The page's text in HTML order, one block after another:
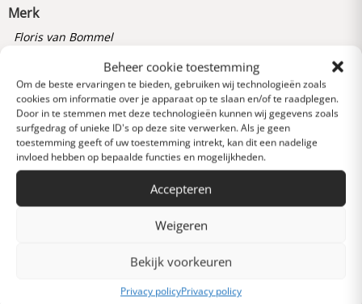
Beheer cookie toestemming
Om de beste ervaringen te bieden, gebruiken wij technologieën zoals
cookies om informatie over je apparaat op te slaan en/of te raadplegen.
Door in te stemmen met deze technologieën kunnen wij gegevens zoals
surfgedrag of unieke ID's op deze site verwerken. Als je geen
toestemming geeft of uw toestemming intrekt, kan dit een nadelige
invloed hebben op bepaalde functies en mogelijkheden.
Accepteren
Weigeren
Bekijk voorkeuren
Privacy policyPrivacy policy
Merk
Floris van Bommel
Reviews
0 van 5 sterren (op
basis van 0 reviews)
Uitstekend
Heel goed